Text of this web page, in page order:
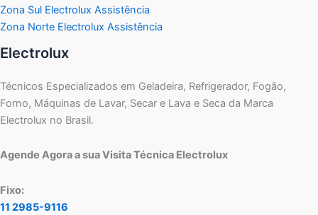
Zona Sul Electrolux Assistência
Zona Norte Electrolux Assistência
Electrolux
Técnicos Especializados em Geladeira, Refrigerador, Fogão,
Forno, Máquinas de Lavar, Secar e Lava e Seca da Marca
Electrolux no Brasil.
Agende Agora a sua Visita Técnica Electrolux
Fixo:
11 2985-9116